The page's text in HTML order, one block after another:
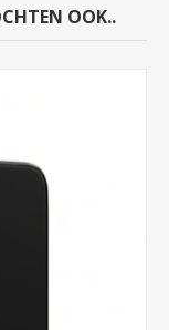
OOK..